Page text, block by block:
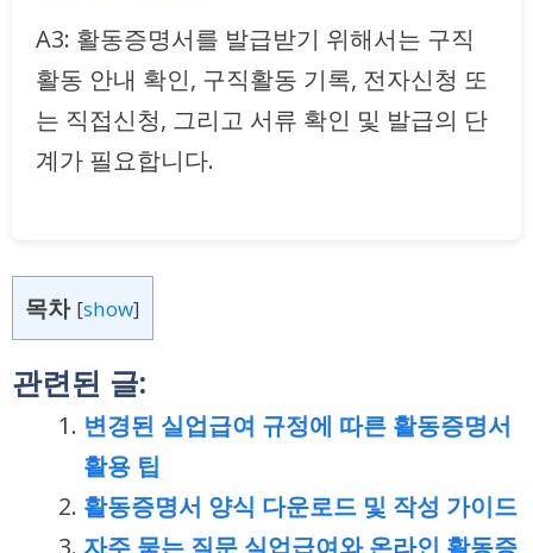
A3: 활동증명서를 발급받기 위해서는 구직
활동 안내 확인, 구직활동 기록, 전자신청 또
는 직접신청, 그리고 서류 확인 및 발급의 단
계가 필요합니다.
목차 [show]
관련된 글:
변경된 실업급여 규정에 따른 활동증명서
활용 팁
활동증명서 양식 다운로드 및 작성 가이드
자주 묻는 질문 실업급여와 온라인 활동증